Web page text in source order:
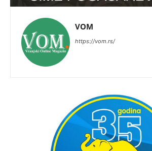
VOM
https://vom.rs/